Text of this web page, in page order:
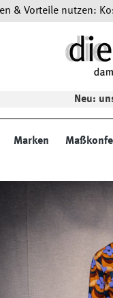
& Vorteile nutzen:
Neu:
Marken